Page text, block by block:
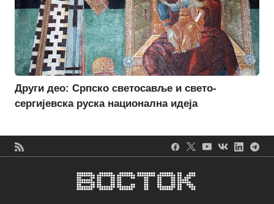
Други део: Српско светосавље и свето-
сергијевска руска национална идеја